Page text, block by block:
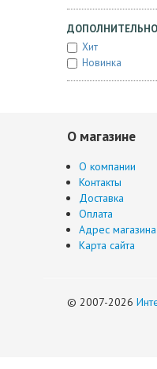
ДОПОЛНИТЕЛЬНО
Хит
Новинка
О магазине
О компании
Контакты
Доставка
Оплата
Адрес магазина
Карта сайта
© 2007-2026